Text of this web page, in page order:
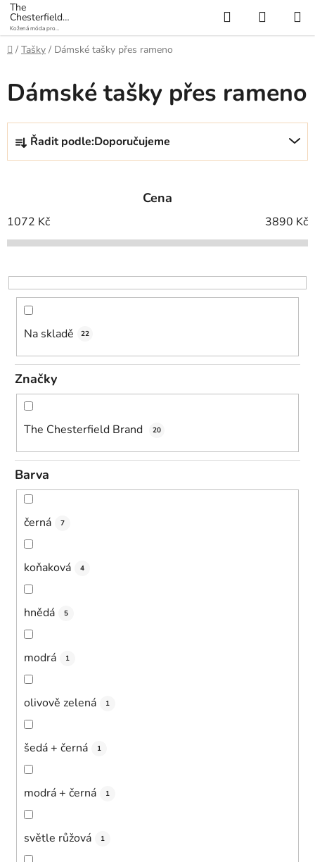
Přejít
na
obsah
The
Chesterfield
Brand
Kožená móda pro
každý den
Hledat
KOŠÍK
Domů
/ Tašky / Dámské tašky přes rameno
Dámské tašky přes rameno
Ř
z
í
p
o
d
ů
Řadit podle:Doporučujeme
Cena
1072 Kč 3890 Kč
Na skladě 22
Značky
The Chesterfield Brand 20
Barva
černá 7
koňaková 4
hnědá 5
modrá 1
olivově zelená 1
šedá + černá 1
modrá + černá 1
světle růžová 1